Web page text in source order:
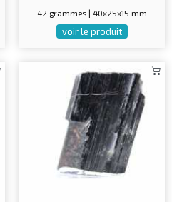
42 grammes | 40x25x15 mm
voir le produit